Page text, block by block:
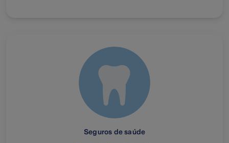
Seguros de saúde